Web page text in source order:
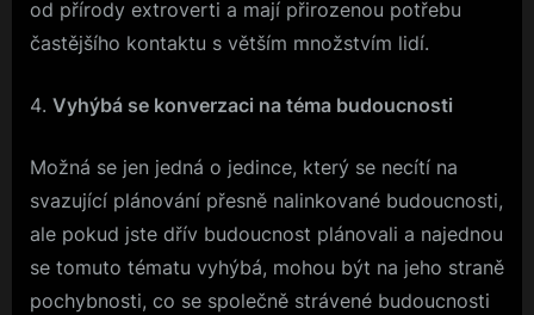
od přírody extroverti a mají přirozenou potřebu
častějšího kontaktu s větším množstvím lidí.
Vyhýbá se konverzaci na téma budoucnosti
Možná se jen jedná o jedince, který se necítí na
svazující plánování přesně nalinkované budoucnosti,
ale pokud jste dřív budoucnost plánovali a najednou
se tomuto tématu vyhýbá, mohou být na jeho straně
pochybnosti, co se společně strávené budoucnosti